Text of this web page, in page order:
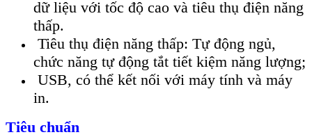
dữ liệu với tốc độ cao và tiêu thụ điện năng
thấp.
Tiêu thụ điện năng thấp: Tự động ngủ,
chức năng tự động tắt tiết kiệm năng lượng;
USB, có thể kết nối với máy tính và máy
in.
Tiêu chuẩn